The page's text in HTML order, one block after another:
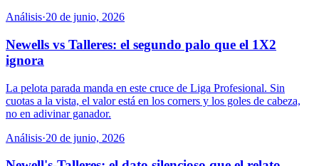
Análisis·20 de junio, 2026
Newells vs Talleres: el segundo palo que el 1X2
ignora
La pelota parada manda en este cruce de Liga Profesional. Sin
cuotas a la vista, el valor está en los corners y los goles de cabeza,
no en adivinar ganador.
Análisis·20 de junio, 2026